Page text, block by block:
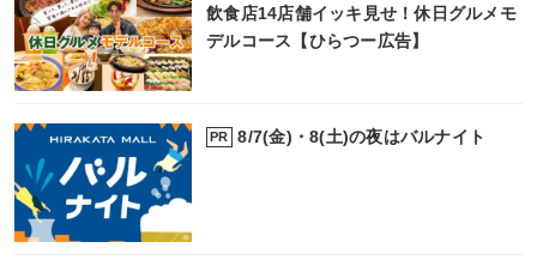
飲食店14店舗イッキ見せ！休日グルメモ
デルコース【ひらつー広告】
PR 8/7(金)・8(土)の夜はバルナイト